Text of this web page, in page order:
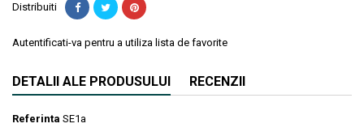
Distribuiti
Autentificati-va pentru a utiliza lista de favorite
DETALII ALE PRODUSULUI RECENZII
Referinta SE1a